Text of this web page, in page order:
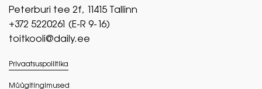
Peterburi tee 2f, 11415 Tallinn
+372 5220261 (E-R 9-16)
toitkooli@daily.ee
Privaatsuspoliitika
Müügitingimused